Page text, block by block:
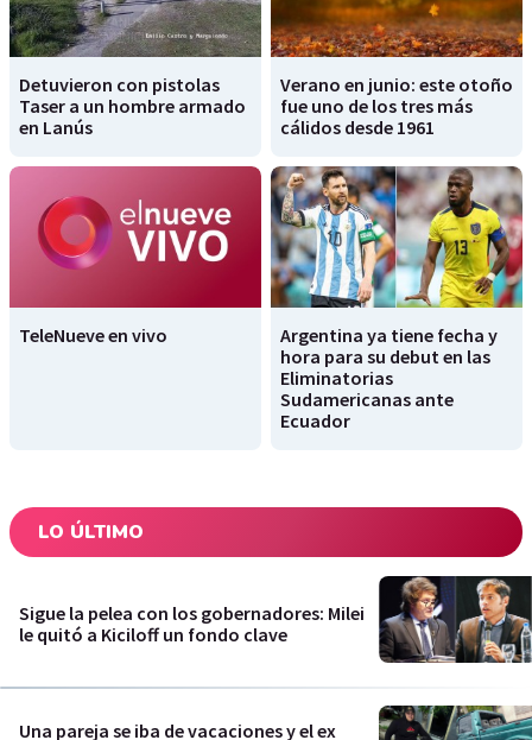
Detuvieron con pistolas
Taser a un hombre armado
en Lanús
Verano en junio: este otoño
fue uno de los tres más
cálidos desde 1961
TeleNueve en vivo
Argentina ya tiene fecha y
hora para su debut en las
Eliminatorias
Sudamericanas ante
Ecuador
LO ÚLTIMO
Sigue la pelea con los gobernadores: Milei
le quitó a Kiciloff un fondo clave
Una pareja se iba de vacaciones y el ex